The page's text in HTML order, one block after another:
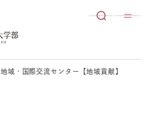
地域・国際交流センター【地域貢献】